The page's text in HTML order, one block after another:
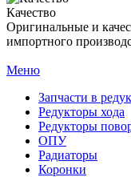
Качество
Оригинальные и
импортного
Меню
Запчасти в
Редукторы хода
Редукторы
ОПУ
Радиаторы
Коронки